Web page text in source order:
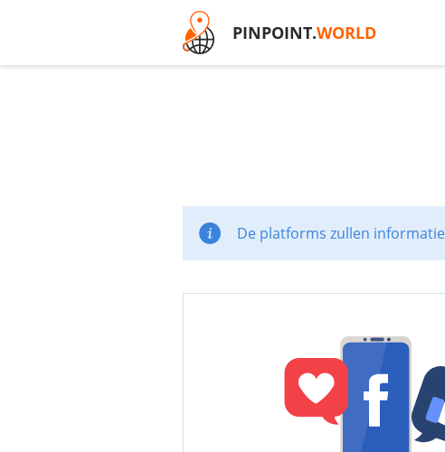
PINPOINT.WORLD
De platforms zullen